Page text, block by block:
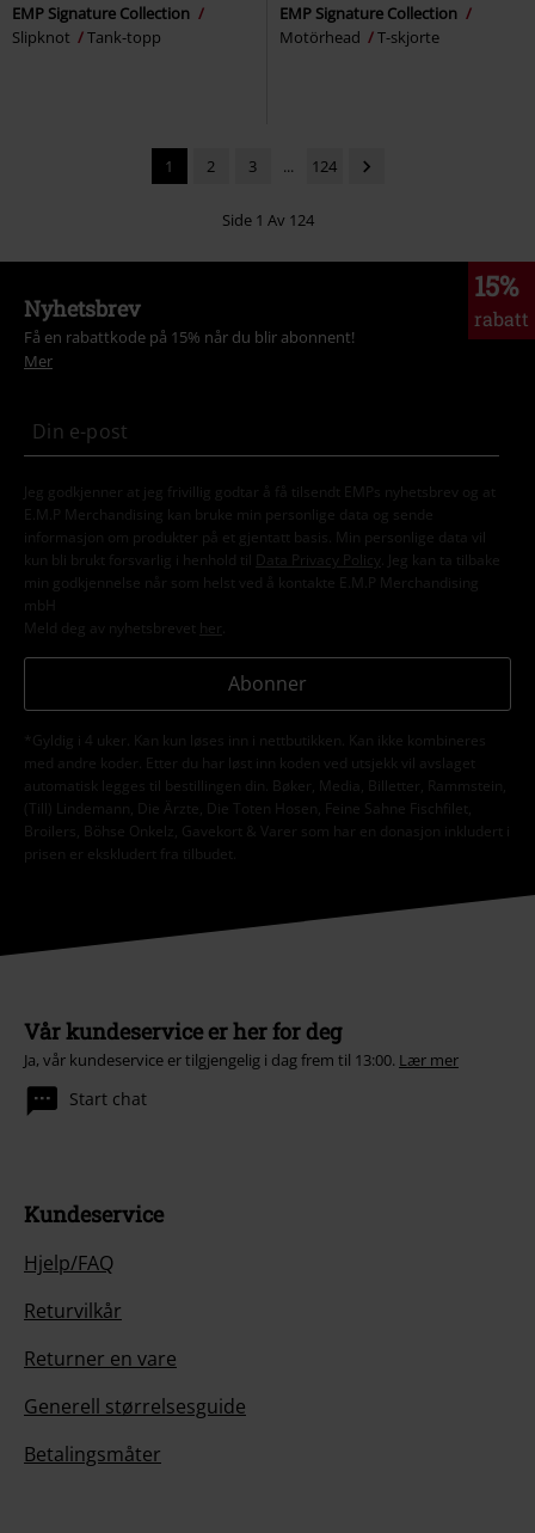
EMP Signature Collection
Slipknot
Tank-topp
EMP Signature Collection
Motörhead
T-skjorte
1 2 3 ... 124
Side 1 Av 124
15%
rabatt
Nyhetsbrev
Få en rabattkode på 15% når du blir abonnent!
Mer
Jeg godkjenner at jeg frivillig godtar å få tilsendt EMPs nyhetsbrev og at
E.M.P Merchandising kan bruke min personlige data og sende
informasjon om produkter på et gjentatt basis. Min personlige data vil
kun bli brukt forsvarlig i henhold til
Data Privacy Policy
. Jeg kan ta tilbake
min godkjennelse når som helst ved å kontakte E.M.P Merchandising
mbH
Meld deg av nyhetsbrevet her
Abonner
*Gyldig i 4 uker. Kan kun løses inn i nettbutikken. Kan ikke kombineres
med andre koder. Etter du har løst inn koden ved utsjekk vil avslaget
automatisk legges til bestillingen din. Bøker, Media, Billetter, Rammstein,
(Till) Lindemann, Die Ärzte, Die Toten Hosen, Feine Sahne Fischfilet,
Broilers, Böhse Onkelz, Gavekort & Varer som har en donasjon inkludert i
prisen er ekskludert fra tilbudet.
Vår kundeservice er her for deg
Ja, vår kundeservice er tilgjengelig i dag frem til 13:00. Lær mer
Start chat
Kundeservice
Hjelp/FAQ
Returvilkår
Returner en vare
Generell størrelsesguide
Betalingsmåter